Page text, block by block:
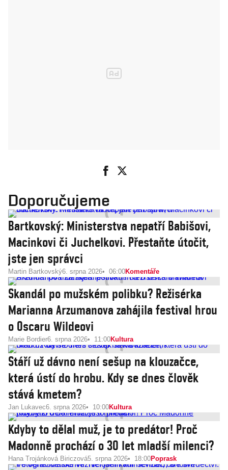
Doporučujeme
Bartkovský: Ministerstva nepatří Babišovi,
Macinkovi či Juchelkovi. Přestaňte útočit,
jste jen správci
Martin Bartkovský6. srpna 2026 06:00Komentáře
Skandál po mužském polibku? Režisérka
Marianna Arzumanova zahájila festival hrou
o Oscaru Wildeovi
Marie Bordier6. srpna 2026 11:00Kultura
Stáří už dávno není sešup na klouzačce,
která ústí do hrobu. Kdy se dnes člověk
stává kmetem?
Jan Lukavec6. srpna 2026 10:00Kultura
Kdyby to dělal muž, je to predátor! Proč
Madonně prochází o 30 let mladší milenci?
Hana Trojánková Biriczová5. srpna 2026 18:00Poprask